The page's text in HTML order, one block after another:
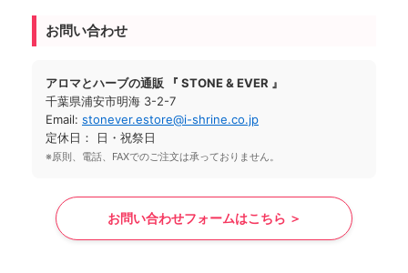
お問い合わせ
アロマとハーブの通販 『 STONE & EVER 』
千葉県浦安市明海 3-2-7
Email: stonever.estore@i-shrine.co.jp
定休日： 日・祝祭日
※原則、電話、FAXでのご注文は承っておりません。
お問い合わせフォームはこちら ＞